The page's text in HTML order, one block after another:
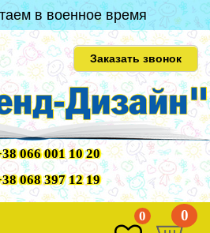
в военное время
Заказать звонок
066 001 10 20
068 397 12 19
0 0